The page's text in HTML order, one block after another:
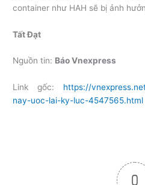
container như HAH sẽ bị ảnh
Tất Đạt
Nguồn tin: Báo Vnexpress
Link gốc: https://
nay-uoc-lai-ky-luc-4547565.html
0